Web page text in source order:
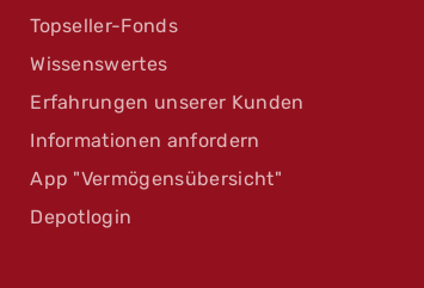
Topseller-Fonds
Wissenswertes
Erfahrungen unserer Kunden
Informationen anfordern
App "Vermögensübersicht"
Depotlogin